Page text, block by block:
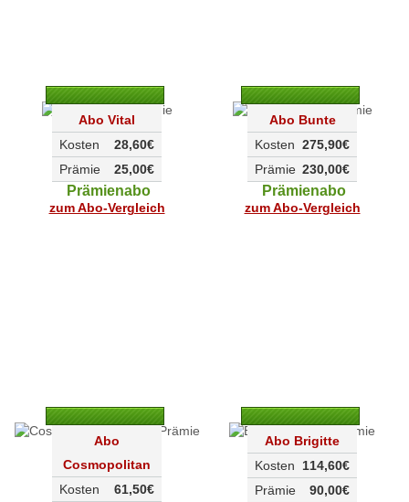
Abo Vital
28,60€
Kosten
25,00€
Prämie
Prämienabo
zum Abo-Vergleich
Abo Bunte
275,90€
Kosten
230,00€
Prämie
Prämienabo
zum Abo-Vergleich
Abo
Cosmopolitan
61,50€
Kosten
Abo Brigitte
114,60€
Kosten
90,00€
Prämie